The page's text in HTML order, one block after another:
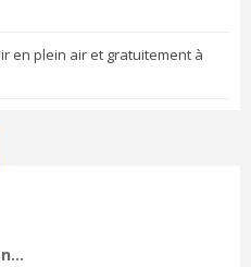
en plein air et gratuitement à